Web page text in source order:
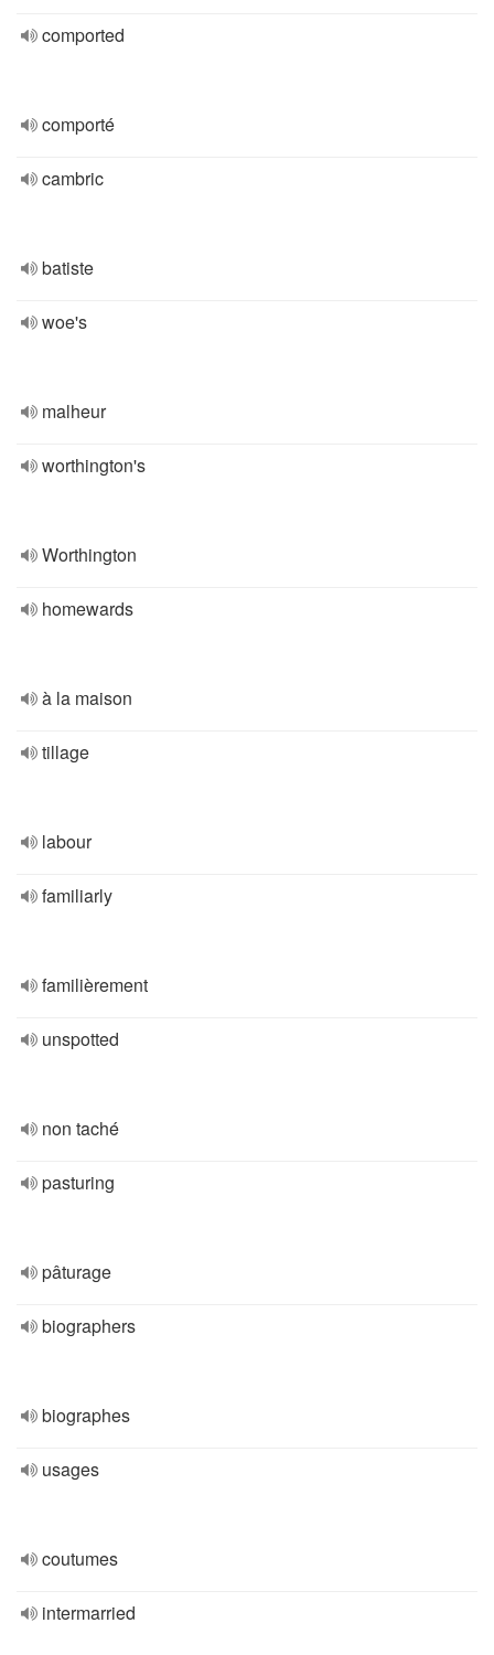
comported
comporté
cambric
batiste
woe's
malheur
worthington's
Worthington
homewards
à la maison
tillage
labour
familiarly
familièrement
unspotted
non taché
pasturing
pâturage
biographers
biographes
usages
coutumes
intermarried